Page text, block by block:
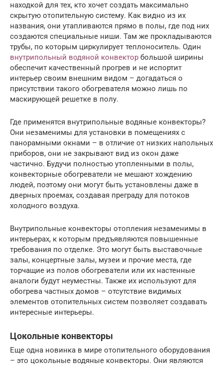
находкой для тех, кто хочет создать максимально
скрытую отопительную систему. Как видно из их
названия, они утапливаются прямо в полы, где под них
создаются специальные ниши. Там же прокладываются
трубы, по которым циркулирует теплоноситель. Один
внутрипольный водяной конвектор большой ширины
обеспечит качественный прогрев и не испортит
интерьер своим внешним видом – догадаться о
присутствии такого обогревателя можно лишь по
маскирующей решетке в полу.
Где применятся внутрипольные водяные конвекторы?
Они незаменимы для установки в помещениях с
панорамными окнами – в отличие от низких напольных
приборов, они не закрывают вид из окон даже
частично. Будучи полностью утопленными в полы,
конвекторные обогреватели не мешают хождению
людей, поэтому они могут быть установлены даже в
дверных проемах, создавая преграду для потоков
холодного воздуха.
Внутрипольные конвекторы отопления незаменимы в
интерьерах, к которым предъявляются повышенные
требования по отделке. Это могут быть выставочные
залы, концертные залы, музеи и прочие места, где
торчащие из полов обогреватели или их настенные
аналоги будут неуместны. Также их используют для
обогрева частных домов – отсутствие видимых
элементов отопительных систем позволяет создавать
интересные интерьеры.
Цокольные конвекторы
Еще одна новинка в мире отопительного оборудования
– это цокольные водяные конвекторы. Они являются